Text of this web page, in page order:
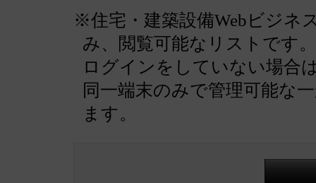
※住宅・建築設備Webビジネ
み、閲覧可能なリストです。
ログインをしていない場合
同一端末のみで管理可能な
ます。